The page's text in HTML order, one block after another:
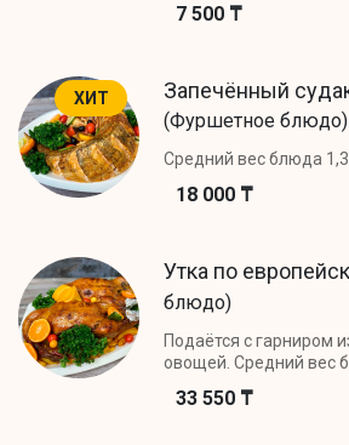
7 500 ₸
ХИТ Запечённый
(Фуршетное блюдо)
Средний вес блюда
18 000 ₸
Утка по
блюдо)
Подаётся с гарниром
овощей. Средний вес
33 550 ₸